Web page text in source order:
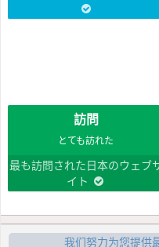
訪問
とても訪れた
最も訪問された日本のウェブ
イト
我们努力为您提供